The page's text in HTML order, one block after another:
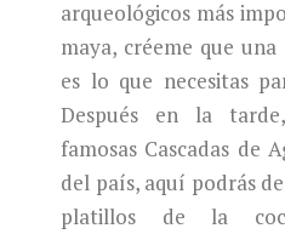
arqueológicos más
maya, créeme que
es lo que necesitas
Después en la
famosas Cascadas de
del país, aquí podrás
platillos de la